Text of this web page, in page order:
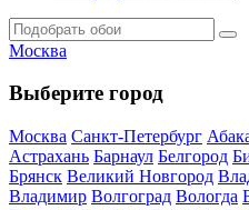
Москва
Выберите город
Москва Санкт-Петербург
Астрахань Барнаул Белгород
Брянск Великий Новгород
Владимир Волгоград Вологда